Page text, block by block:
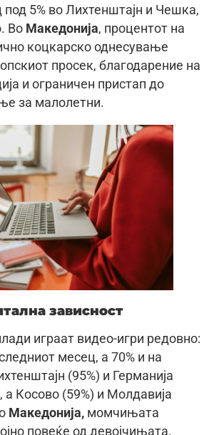
под 5% во Лихтенштајн и Чешка,
Во Македонија, процентот на
коцкарско однесување
просек, благодарение на
и ограничен пристап до
за малолетни.
зависност
играат видео-игри редовно:
месец, а 70% и на
(95%) и Германија
а Косово (59%) и Молдавија
Македонија, момчињата
повеќе од девојчињата.